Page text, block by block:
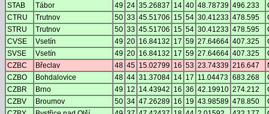
STAB
Tábor 49 24 35.26837 14 40 48.78739 496.233
CTRU
Trutnov 50 33 45.51706 15 54 30.41233 478.595
STRU
Trutnov 50 33 45.51706 15 54 30.41233 478.595
CVSE
Vsetín 49 20 16.84132 17 59 27.64664 407.325
SVSE
Vsetín 49 20 16.84132 17 59 27.64664 407.325
CZBC
Břeclav 48 45 15.02799 16 53 23.74339 216.647
CZBO
Bohdalovice 48 44 31.37084 14 17 11.04473 683.268
CZBR
Brno 49 12 14.43942 16 36 42.19910 274.212
CZBV
Broumov 50 34 47.26289 16 19 43.98589 478.850